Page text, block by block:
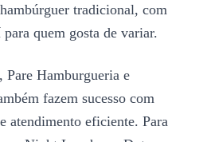
tradicional, com
quem gosta de variar.
Hamburgueria e
fazem sucesso com
atendimento eficiente. Para